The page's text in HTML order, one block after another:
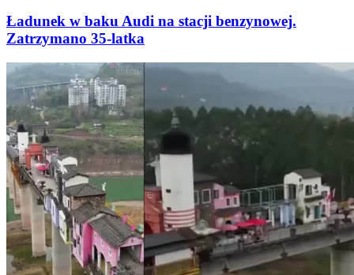
Ładunek w baku Audi na stacji benzynowej.
Zatrzymano 35-latka